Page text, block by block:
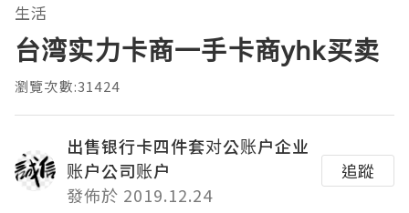
生活
台湾实力卡商一手卡商yhk买卖
瀏覽次數:31424
出售银行卡四件套对公账户企业
账户公司账户
發佈於 2019.12.24
追蹤